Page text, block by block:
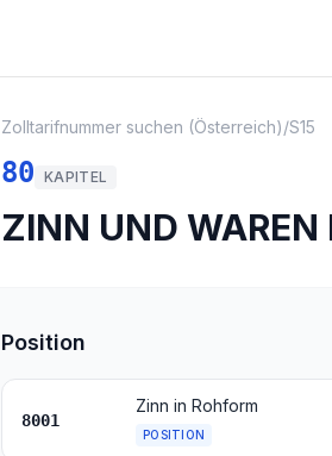
Zolltarifnummer suchen (Österreich)/S15
80 KAPITEL
ZINN UND WAREN
Position
8001
Zinn in Rohform
POSITION